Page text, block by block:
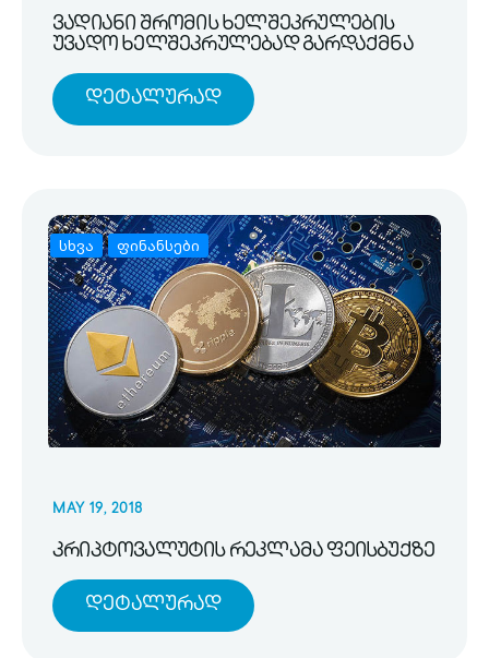
ვადიანი შრომის ხელშეკრულების
უვადო ხელშეკრულებად გარდაქმნა
Დეტალურად
სხვა ფინანსები
MAY 19, 2018
კრიპტოვალუტის რეკლამა ფეისბუქზე
Დეტალურად